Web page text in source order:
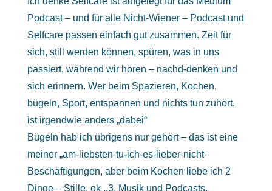
Podcast – und für alle Nicht-Wiener – Podcast und
Selfcare passen einfach gut zusammen. Zeit für
sich, still werden können, spüren, was in uns
passiert, während wir hören – nachd-denken und
sich erinnern. Wer beim Spazieren, Kochen,
bügeln, Sport, entspannen und nichts tun zuhört,
ist irgendwie anders „dabei“
Bügeln hab ich übrigens nur gehört – das ist eine
meiner „am-liebsten-tu-ich-es-lieber-nicht-
Beschäftigungen, aber beim Kochen liebe ich 2
Dinge – Stille, ok ..3, Musik und Podcasts.